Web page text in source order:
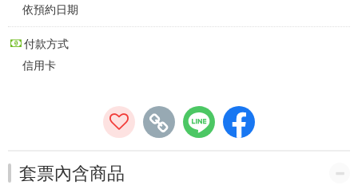
依預約日期
付款方式
信用卡
套票內含商品